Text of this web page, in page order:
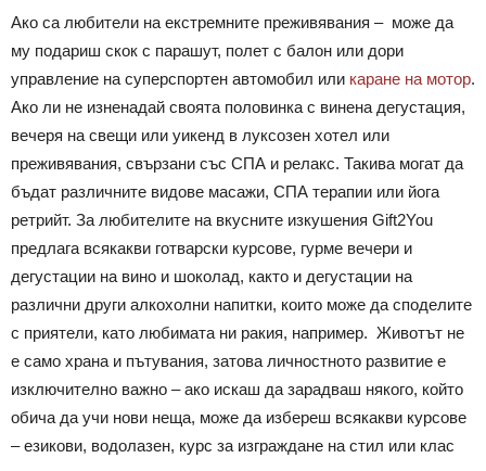
Ако са любители на екстремните преживявания – може да
му подариш скок с парашут, полет с балон или дори
управление на суперспортен автомобил или каране на мотор.
Ако ли не изненадай своята половинка с винена дегустация,
вечеря на свещи или уикенд в луксозен хотел или
преживявания, свързани със СПА и релакс. Такива могат да
бъдат различните видове масажи, СПА терапии или йога
ретрийт. За любителите на вкусните изкушения Gift2You
предлага всякакви готварски курсове, гурме вечери и
дегустации на вино и шоколад, както и дегустации на
различни други алкохолни напитки, които може да споделите
с приятели, като любимата ни ракия, например. Животът не
е само храна и пътувания, затова личностното развитие е
изключително важно – ако искаш да зарадваш някого, който
обича да учи нови неща, може да избереш всякакви курсове
– езикови, водолазен, курс за изграждане на стил или клас